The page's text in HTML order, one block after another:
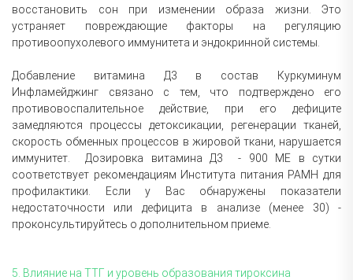
восстановить сон при изменении образа жизни. Это
устраняет повреждающие факторы на регуляцию
противоопухолевого иммунитета и эндокринной системы.
Добавление витамина Д3 в состав Куркуминум
Инфламейджинг связано с тем, что подтверждено его
противовоспалительное действие, при его дефиците
замедляются процессы детоксикации, регенерации тканей,
скорость обменных процессов в жировой ткани, нарушается
иммунитет. Дозировка витамина Д3 - 900 МЕ в сутки
соответствует рекомендациям Института питания РАМН для
профилактики. Если у Вас обнаружены показатели
недостаточности или дефицита в анализе (менее 30) -
проконсультируйтесь о дополнительном приеме.
5. Влияние на ТТГ и уровень образования тироксина